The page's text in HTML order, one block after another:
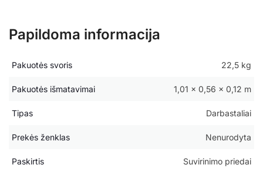
Papildoma informacija
Pakuotės svoris 22,5 kg
Pakuotės išmatavimai 1,01 × 0,56 × 0,12 m
Tipas Darbastaliai
Prekės ženklas Nenurodyta
Paskirtis Suvirinimo priedai